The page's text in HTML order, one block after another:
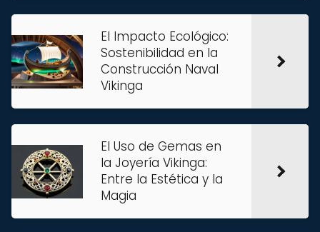
El Impacto Ecológico:
Sostenibilidad en la
Construcción Naval
Vikinga
El Uso de Gemas en
la Joyería Vikinga:
Entre la Estética y la
Magia